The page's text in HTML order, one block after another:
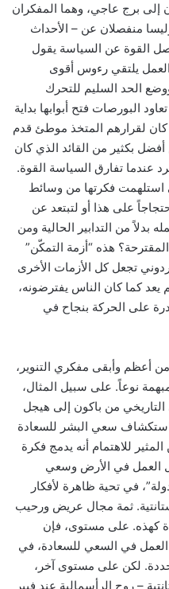
إلى برج عاجي، وهما المفكران
منفصلان عن – الأحداث
القوة عن السياسة يقول
يلتقي رءوس أقوى
الحد السليم للتحرك
البورصات فتح أبوابها بداية
كان لقرارهم المتخذ موطئ قدم
ليس أفضل بكثير من القائد الذي كان
عندما تفارق السياسة القوة.
استلهمت فكرتها من وسائط
على هذا أو لتبتعد عن
بدلاً من التدابير الحالية ومن
هذه “أزمة التمكّن”
تجعل كل الأزمات الأخرى
يعد كما كان الناس يفترضونه،
على الحركة بنجاح في
أعظم وأبقى مفكري التنوير،
نوعاً. على سبيل المثال،
من باكون إلى هيجل
(ص 118 – 119)، مع استكشاف سعي البشر للسعادة
للاهتمام أنه يدمج فكرة
العمل في الأرض وسعي
في تحية ظاهرة لأفكار
ثمة مجال عريض ورحيب
كهذه. على مستوى، فإن
في السعي للسعادة، في
لكن على مستوى آخر،
– روح الرأسمالية عند فيبر